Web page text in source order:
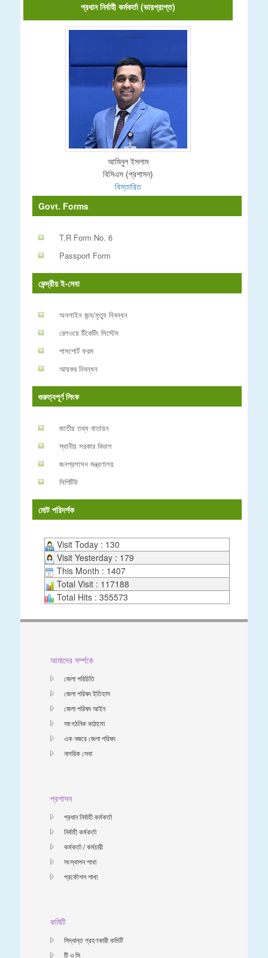
প্রধান নির্বাহী কর্মকর্তা (ভারপ্রাপ্ত)
আমিনুল ইসলাম
বিসিএস (প্রশাসন)
বিস্তারিত
Govt. Forms
T.R Form No. 6
Passport Form
কেন্দ্রীয় ই-সেবা
অনলাইন জন্ম/মৃত্যু নিবন্ধন
রেলওয়ে টিকেটিং সিস্টেম
পাসপোর্ট ফরম
আয়কর নিবন্ধন
গুরুত্বপূর্ণ লিংক
জাতীয় তথ্য বাতায়ন
স্থানীয় সরকার বিভাগ
জনপ্রশাসন মন্ত্রণালয়
সিপিটিউ
মোট পরিদর্শক
Visit Today : 130
Visit Yesterday : 179
This Month : 1407
Total Visit : 117188
Total Hits : 355573
আমাদের সর্ম্পকে
জেলা পরিচিতি
জেলা পরিষদ ইতিহাস
জেলা পরিষদ আইন
সাংগঠনিক কাঠামো
এক নজরে জেলা পরিষদ
নাগরিক সেবা
প্রশাসন
প্রধান নির্বাহী কর্মকর্তা
নির্বাহী কর্মকর্তা
কর্মকর্তা / কর্মচারী
সংস্থাপন শাখা
প্রকৌশল শাখা
কমিটি
সিদ্ধান্ত গ্রহণকারী কমিটি
টি ও সি